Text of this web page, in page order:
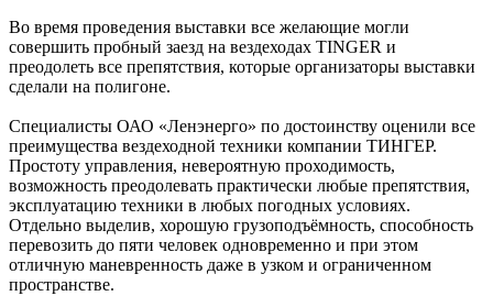
Во время проведения выставки все желающие могли
совершить пробный заезд на вездеходах TINGER и
преодолеть все препятствия, которые организаторы выставки
сделали на полигоне.
Специалисты ОАО «Ленэнерго» по достоинству оценили все
преимущества вездеходной техники компании ТИНГЕР.
Простоту управления, невероятную проходимость,
возможность преодолевать практически любые препятствия,
эксплуатацию техники в любых погодных условиях.
Отдельно выделив, хорошую грузоподъёмность, способность
перевозить до пяти человек одновременно и при этом
отличную маневренность даже в узком и ограниченном
пространстве.